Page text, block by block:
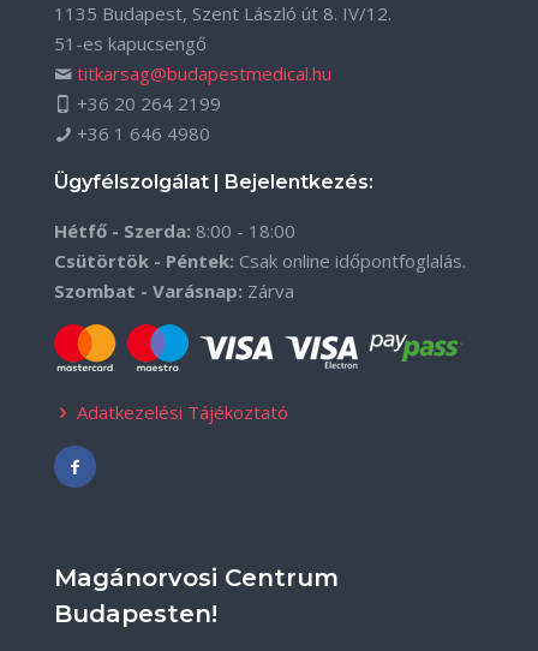
1135 Budapest, Szent László út 8. IV/12.
51-es kapucsengő
titkarsag@budapestmedical.hu
+36 20 264 2199
+36 1 646 4980
Ügyfélszolgálat | Bejelentkezés:
Hétfő - Szerda: 8:00 - 18:00
Csütörtök - Péntek: Csak online időpontfoglalás.
Szombat - Varásnap: Zárva
Adatkezelési Tájékoztató
Magánorvosi Centrum
Budapesten!